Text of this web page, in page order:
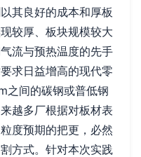
其良好的成本和厚板
较厚、板块规模较大
流与预热温度的先手
求日益增高的现代零
之间的碳钢或普低钢
越多厂根据对板材表
度预期的把更，必然
方式。针对本次实践